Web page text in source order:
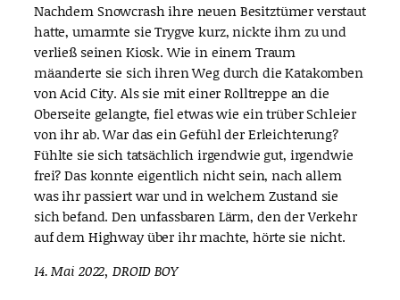
Nachdem Snowcrash ihre neuen Besitztümer verstaut
hatte, umarmte sie Trygve kurz, nickte ihm zu und
verließ seinen Kiosk. Wie in einem Traum
mäanderte sie sich ihren Weg durch die Katakomben
von Acid City. Als sie mit einer Rolltreppe an die
Oberseite gelangte, fiel etwas wie ein trüber Schleier
von ihr ab. War das ein Gefühl der Erleichterung?
Fühlte sie sich tatsächlich irgendwie gut, irgendwie
frei? Das konnte eigentlich nicht sein, nach allem
was ihr passiert war und in welchem Zustand sie
sich befand. Den unfassbaren Lärm, den der Verkehr
auf dem Highway über ihr machte, hörte sie nicht.
14. Mai 2022, DROID BOY